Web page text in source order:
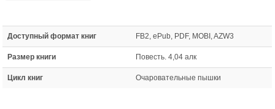
Доступный формат книг FB2, ePub, PDF, MOBI, AZW3
Размер книги Повесть. 4,04 алк
Цикл книг Очаровательные пышки